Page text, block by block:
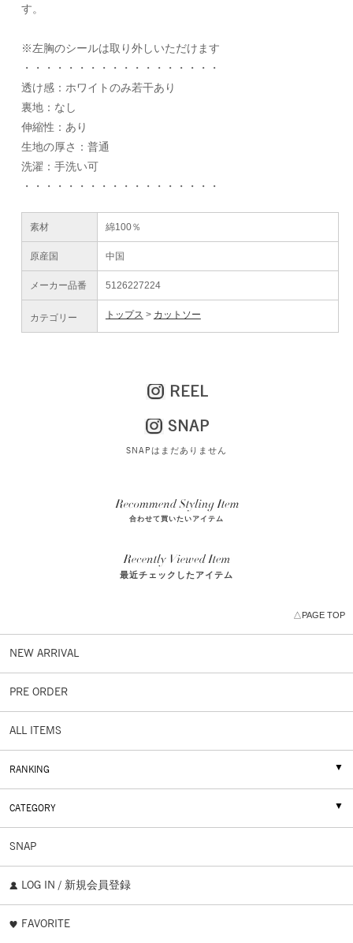
す。
※左胸のシールは取り外しいただけます
・・・・・・・・・・・・・・・・・・
透け感：ホワイトのみ若干あり
裏地：なし
伸縮性：あり
生地の厚さ：普通
洗濯：手洗い可
・・・・・・・・・・・・・・・・・・
素材 綿100％
原産国 中国
メーカー品番 5126227224
カテゴリー トップス カットソー
REEL
SNAP
SNAPはまだありません
合わせて買いたいアイテム
最近チェックしたアイテム
△PAGE TOP
NEW ARRIVAL
PRE ORDER
ALL ITEMS
RANKING
CATEGORY
SNAP
LOG IN / 新規会員登録
FAVORITE